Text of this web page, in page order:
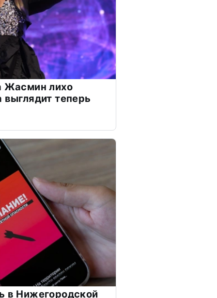
Жасмин лихо
теперь
в Нижегородской